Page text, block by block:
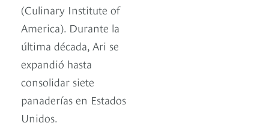
(Culinary Institute of
America). Durante la
última década, Ari se
expandió hasta
consolidar siete
panaderías en Estados
Unidos.